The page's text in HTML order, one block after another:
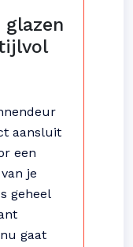
aansluit
een
je
geheel
gaat